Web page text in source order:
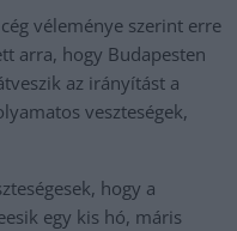
véleménye szerint erre
arra, hogy Budapesten
az irányítást a
veszteségek,
hogy a
egy kis hó, máris